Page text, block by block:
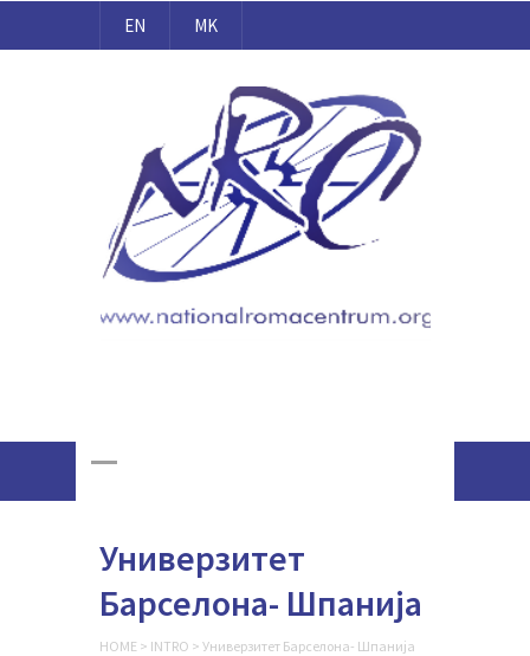
EN MK
Универзитет
Барселона- Шпанија
HOME > INTRO > Универзитет Барселона- Шпанија